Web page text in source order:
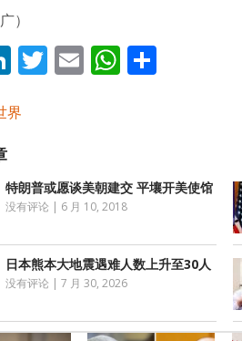
）
LinkedIn
Twitter
EmailWhatsApp
界
特朗普或愿谈美朝建交 平壤开美使馆
没有评论 | 6 月 10, 2018
日本熊本大地震遇难人数上升至30人
没有评论 | 7 月 30, 2026